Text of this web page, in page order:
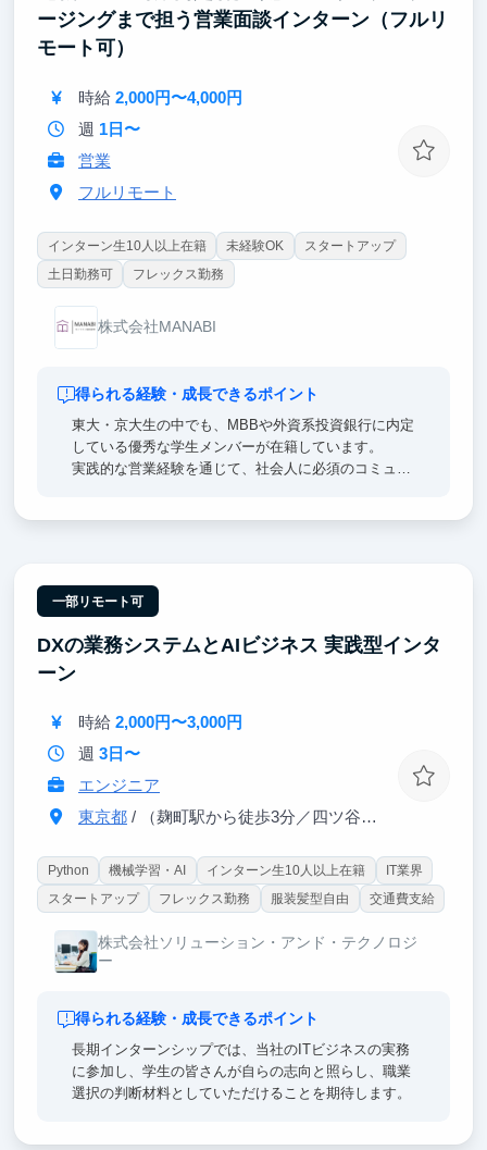
ージングまで担う営業面談インターン（フルリ
モート可）
時給 2,000円〜4,000円
週 1日〜
営業
フルリモート
インターン生10人以上在籍 未経験OK
スタートアップ
土日勤務可
フレックス勤務
株式会社MANABI
得られる経験・成長できるポイント
東大・京大生の中でも、MBBや外資系投資銀行に内定
している優秀な学生メンバーが在籍しています。
実践的な営業経験を通じて、社会人に必須のコミュニ
一部リモート可
DXの業務システムとAIビジネス 実践型インタ
ーン
時給 2,000円〜3,000円
週 3日〜
エンジニア
東京都/ （麹町駅から徒歩3分／四ツ谷駅から徒歩5分）
Python 機械学習・AI インターン生10人以上在籍
IT業界
スタートアップ
フレックス勤務 服装髪型自由 交通費支給
株式会社ソリューション・アンド・テクノロジ
ー
得られる経験・成長できるポイント
長期インターンシップでは、当社のITビジネスの実務
に参加し、学生の皆さんが自らの志向と照らし、職業
選択の判断材料としていただけることを期待します。